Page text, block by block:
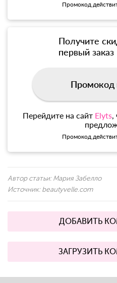
Промокод
Получите
первый заказ
Промокод
Перейдите на сайт Elyts,
Промокод
Автор статьи: Мария Забелло
Источник: beautyvelle.com
ДОБАВИТЬ
ЗАГРУЗИТЬ